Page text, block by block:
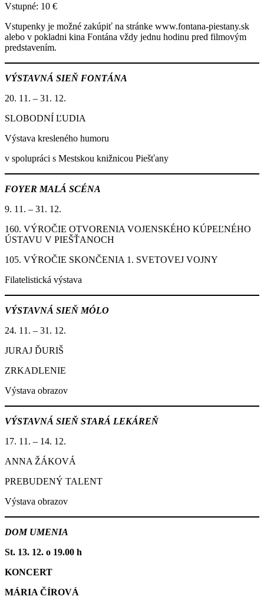
Vstupné: 10 €
Vstupenky je možné zakúpiť na stránke www.fontana-piestany.sk
alebo v pokladni kina Fontána vždy jednu hodinu pred filmovým
predstavením.
VÝSTAVNÁ SIEŇ FONTÁNA
20. 11. – 31. 12.
SLOBODNÍ ĽUDIA
Výstava kresleného humoru
v spolupráci s Mestskou knižnicou Piešťany
FOYER MALÁ SCÉNA
9. 11. – 31. 12.
160. VÝROČIE OTVORENIA VOJENSKÉHO KÚPEĽNÉHO
ÚSTAVU V PIEŠŤANOCH
105. VÝROČIE SKONČENIA 1. SVETOVEJ VOJNY
Filatelistická výstava
VÝSTAVNÁ SIEŇ MÓLO
24. 11. – 31. 12.
JURAJ ĎURIŠ
ZRKADLENIE
Výstava obrazov
VÝSTAVNÁ SIEŇ STARÁ LEKÁREŇ
17. 11. – 14. 12.
ANNA ŽÁKOVÁ
PREBUDENÝ TALENT
Výstava obrazov
DOM UMENIA
St. 13. 12. o 19.00 h
KONCERT
MÁRIA ČÍROVÁ